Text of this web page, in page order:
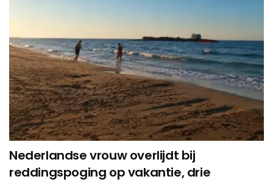
Nederlandse vrouw overlijdt bij
reddingspoging op vakantie, drie